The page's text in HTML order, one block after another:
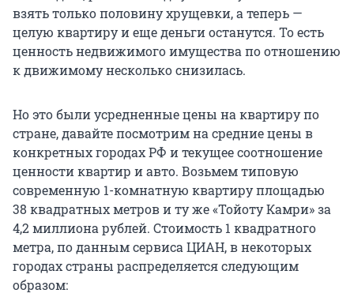
взять только половину хрущевки, а теперь —
целую квартиру и еще деньги останутся. То есть
ценность недвижимого имущества по отношению
к движимому несколько снизилась.
Но это были усредненные цены на квартиру по
стране, давайте посмотрим на средние цены в
конкретных городах РФ и текущее соотношение
ценности квартир и авто. Возьмем типовую
современную 1-комнатную квартиру площадью
38 квадратных метров и ту же «Тойоту Камри» за
4,2 миллиона рублей. Стоимость 1 квадратного
метра, по данным сервиса ЦИАН, в некоторых
городах страны распределяется следующим
образом: